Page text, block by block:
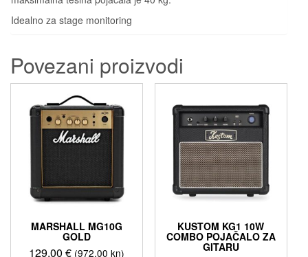
Idealno za stage monitoring
Povezani proizvodi
MARSHALL MG10G
GOLD
129,00€ (972,00 kn)
KUSTOM KG1 10W
COMBO POJAČALO ZA
GITARU